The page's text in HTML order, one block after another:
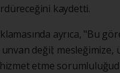
kaydetti.
ayrıca, "Bu
unvan değil; mesleğimize,
etme